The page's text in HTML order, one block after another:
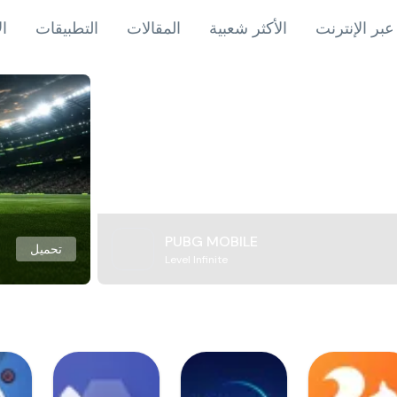
التطبيقات المقالات الأكثر شعبية الإنترنت
تحميل PUBG MOBILE
Level Infinite